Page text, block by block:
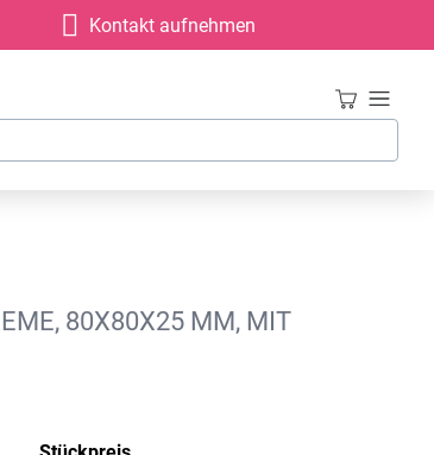
Kontakt aufnehmen
80X80X25 MM, MIT